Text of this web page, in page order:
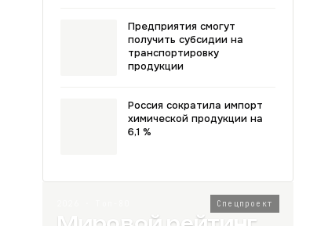
Предприятия смогут
получить субсидии на
транспортировку
продукции
Россия сократила импорт
химической продукции на
6,1 %
Спецпроект